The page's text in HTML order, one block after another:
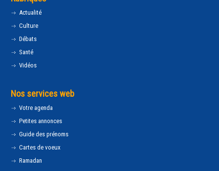
Actualité
Culture
Débats
Santé
Vidéos
Nos services web
Votre agenda
Petites annonces
Guide des prénoms
Cartes de voeux
Ramadan